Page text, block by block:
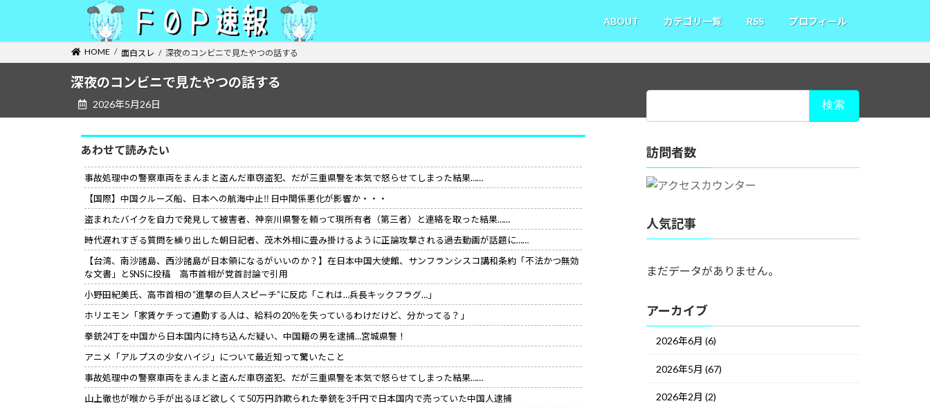
テ
ゲ
ABOUT カテゴリ一覧 RSS プロフィール
HOME 面白スレ 深夜のコンビニで見たやつの話する
深夜のコンビニで見たやつの話する
2026年5月26日
あわせて読みたい
事故処理中の警察車両をまんまと盗んだ車窃盗犯、だが三重県警を本気で怒らせてしまった結果……
【国際】中国クルーズ船、日本への航海中止‼ 日中関係悪化が影響か・・・
盗まれたバイクを自力で発見して被害者、神奈川県警を頼って現所有者（第三者）と連絡を取った結果……
時代遅れすぎる質問を繰り出した朝日記者、茂木外相に畳み掛けるように正論攻撃される過去動画が話題に……
【台湾、南沙諸島、西沙諸島が日本領になるがいいのか？】在日本中国大使館、サンフランシスコ講和条約「不法かつ無効
な文書」とSNSに投稿 高市首相が党首討論で引用
小野田紀美氏、高市首相の“進撃の巨人スピーチ”に反応「これは…兵長キックフラグ…」
ホリエモン「家賃ケチって通勤する人は、給料の20％を失っているわけだけど、分かってる？」
拳銃24丁を中国から日本国内に持ち込んだ疑い、中国籍の男を逮捕…宮城県警！
アニメ「アルプスの少女ハイジ」について最近知って驚いたこと
事故処理中の警察車両をまんまと盗んだ車窃盗犯、だが三重県警を本気で怒らせてしまった結果……
山上徹也が喉から手が出るほど欲しくて50万円詐欺られた拳銃を3千円で日本国内で売っていた中国人逮捕
索:
訪問者数
人気記事
まだデータがありません。
アーカイブ
2026年6月 (6)
2026年5月 (67)
2026年2月 (2)